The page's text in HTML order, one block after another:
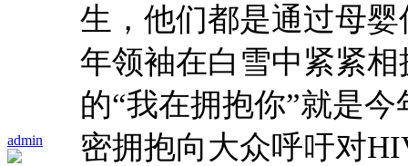
admin
生，他们都是通过母
年领袖在白雪中紧紧
的“我在拥抱你”就是
密拥抱向大众呼吁对